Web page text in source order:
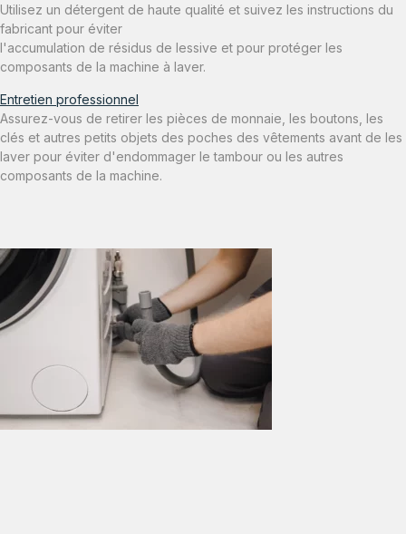
Utilisez un détergent de haute qualité et suivez les instructions du
fabricant pour éviter
l'accumulation de résidus de lessive et pour protéger les
composants de la machine à laver.
Entretien professionnel
Assurez-vous de retirer les pièces de monnaie, les boutons, les
clés et autres petits objets des poches des vêtements avant de les
laver pour éviter d'endommager le tambour ou les autres
composants de la machine.